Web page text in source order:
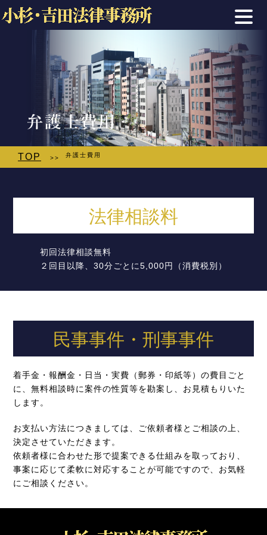
TOP >> 弁護士費用
法律相談料
初回法律相談無料
２回目以降、30分ごとに5,000円（消費税別）
民事事件・刑事事件
着手金・報酬金・日当・実費（郵券・印紙等）の費目ごと
に、無料相談時に案件の性質等を勘案し、お見積もりいた
します。
お支払い方法につきましては、ご依頼者様とご相談の上、
決定させていただきます。
依頼者様に合わせた形で提案できる仕組みを取っており、
事案に応じて柔軟に対応することが可能ですので、お気軽
にご相談ください。